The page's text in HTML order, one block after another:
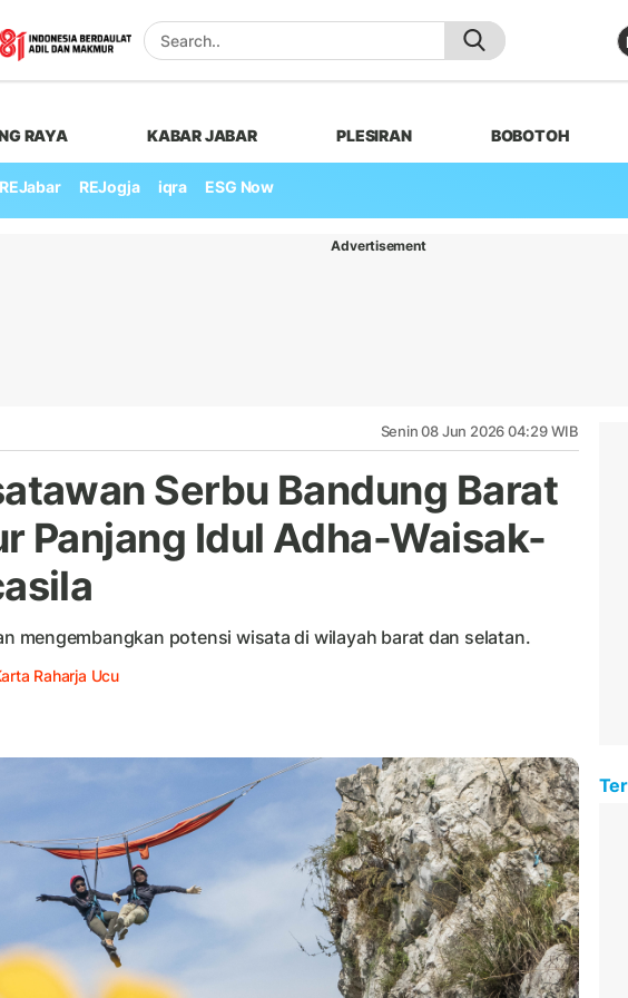
RAYA KABAR JABAR PLESIRAN BOBOTOH
REJabar REJogja iqra ESG Now
Advertisement
Senin 08 Jun 2026 04:29 WIB
Serbu Bandung Barat
Panjang Idul Adha-Waisak-
mengembangkan potensi wisata di wilayah barat dan selatan.
Raharja Ucu